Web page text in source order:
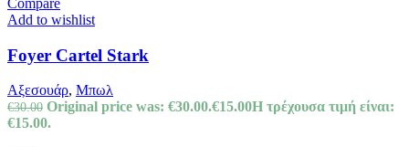
Add to wishlist
Foyer Cartel Stark
Αξεσουάρ, Μπωλ
€30.00 Original price was: €30.00.€15.00Η τρέχουσα τιμή είναι:
€15.00.